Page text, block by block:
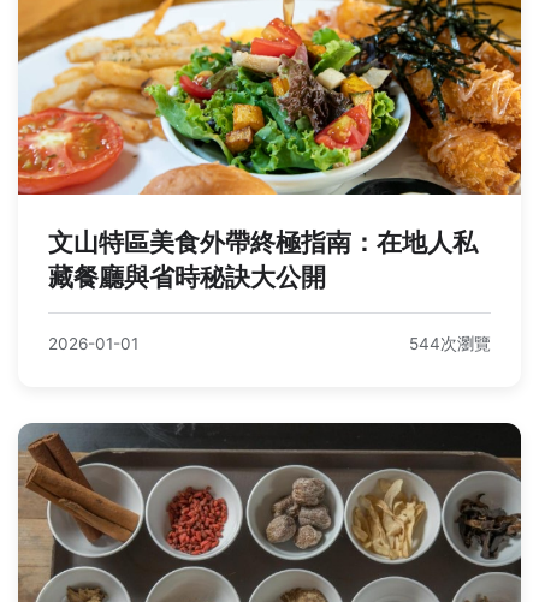
文山特區美食外帶終極指南：在地人私
藏餐廳與省時秘訣大公開
2026-01-01 544次瀏覽